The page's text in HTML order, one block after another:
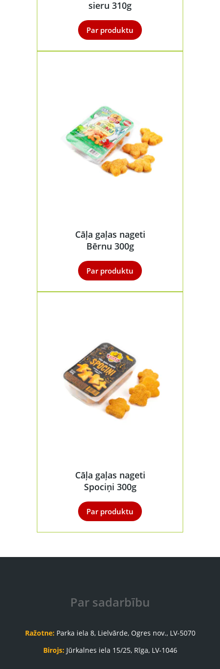
sieru 310g
Par produktu
Cāļa gaļas nageti
Bērnu 300g
Par produktu
Cāļa gaļas nageti
Spociņi 300g
Par produktu
Par sadarbību
Ražotne: Parka iela 8, Lielvārde, Ogres nov., LV-5070
Birojs: Jūrkalnes iela 15/25, Rīga, LV-1046